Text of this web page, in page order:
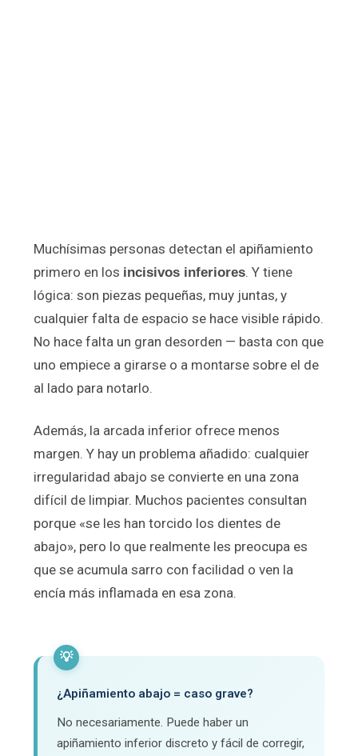
Muchísimas personas detectan el apiñamiento
primero en los incisivos inferiores. Y tiene
lógica: son piezas pequeñas, muy juntas, y
cualquier falta de espacio se hace visible rápido.
No hace falta un gran desorden — basta con que
uno empiece a girarse o a montarse sobre el de
al lado para notarlo.
Además, la arcada inferior ofrece menos
margen. Y hay un problema añadido: cualquier
irregularidad abajo se convierte en una zona
difícil de limpiar. Muchos pacientes consultan
porque «se les han torcido los dientes de
abajo», pero lo que realmente les preocupa es
que se acumula sarro con facilidad o ven la
encía más inflamada en esa zona.
💡
¿Apiñamiento abajo = caso grave?
No necesariamente. Puede haber un
apiñamiento inferior discreto y fácil de corregir,